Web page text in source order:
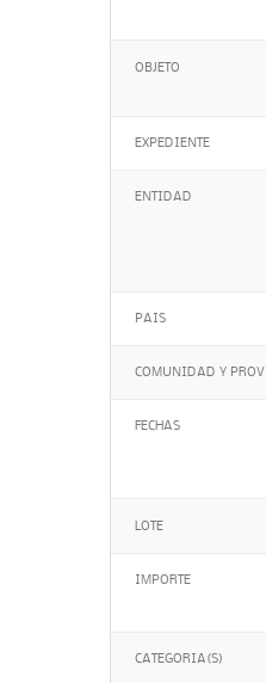
OBJETO
EXPEDIENTE
ENTIDAD
PAIS
COMUNIDAD Y
FECHAS
LOTE
IMPORTE
CATEGORIA(S)